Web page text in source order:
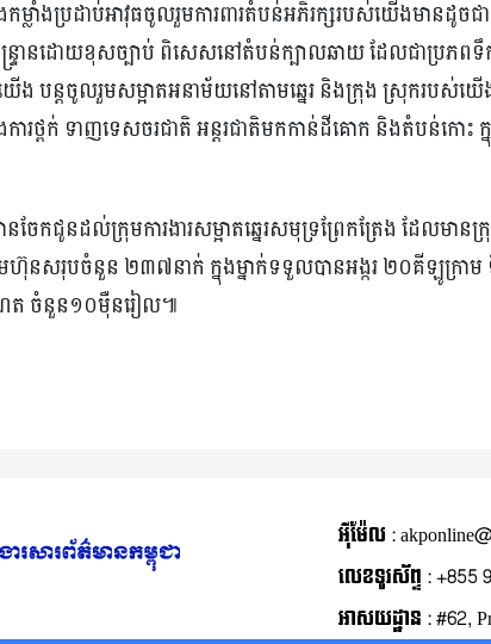
កងកម្លាំងប្រដាប់អាវុធចូលរួមការពារតំបន់អភិរក្សរបស់យើងមានដូ
ន្ទ្រានដោយខុសច្បាប់ ពិសេសនៅតំបន់ក្បាលឆាយ ដែលជាប្រភពទឹក
ង បន្តចូលរួមសម្អាតអនាម័យនៅតាមឆ្នេរ និងក្រុង ស្រុករបស់
ងការថ្ពក់ ទាញទេសចរជាតិ អន្តរជាតិមកកាន់ដីគោក និងតំបន់កោះ
ជូនដល់ក្រុមការងារសម្អាតឆ្នេរសមុទ្រព្រែកត្រែង ដែលមានក្រុ
ហ៊ុនសរុបចំនួន ២៣៧នាក់ ក្នុងម្នាក់ទទួលបានអង្ករ ២០គីឡូក្រាម
ត ចំនួន១០ម៉ឺនរៀល៕
អុីម៉ែល :
លេខទូរស័ព្ទ : +855
អាសយដ្ឋាន : ​#62,